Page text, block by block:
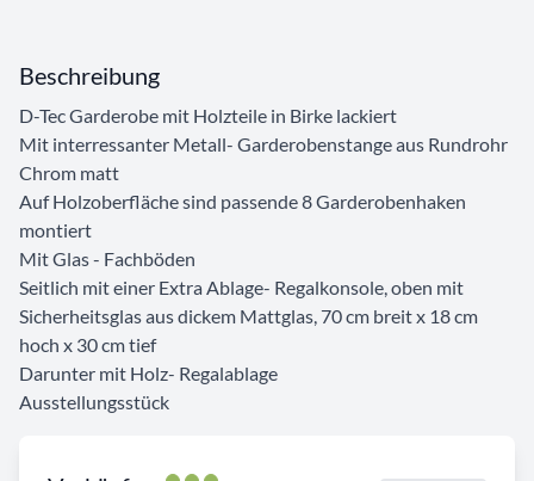
Beschreibung
D-Tec Garderobe mit Holzteile in Birke lackiert
Mit interressanter Metall- Garderobenstange aus Rundrohr
Chrom matt
Auf Holzoberfläche sind passende 8 Garderobenhaken
montiert
Mit Glas - Fachböden
Seitlich mit einer Extra Ablage- Regalkonsole, oben mit
Sicherheitsglas aus dickem Mattglas, 70 cm breit x 18 cm
hoch x 30 cm tief
Darunter mit Holz- Regalablage
Ausstellungsstück